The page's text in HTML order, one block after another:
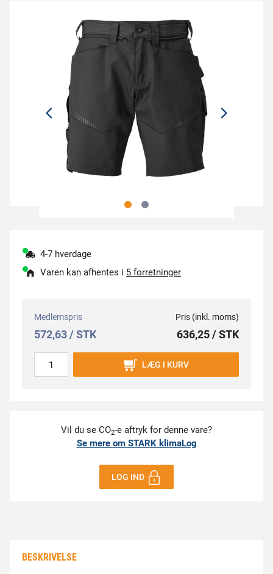
4-7 hverdage
Varen kan afhentes i 5 forretninger
Medlemspris
572,63 / STK
Pris (inkl. moms)
636,25 / STK
LÆG I KURV
Vil du se CO2-e aftryk for denne vare?
Se mere om STARK klimaLog
LOG IND
BESKRIVELSE